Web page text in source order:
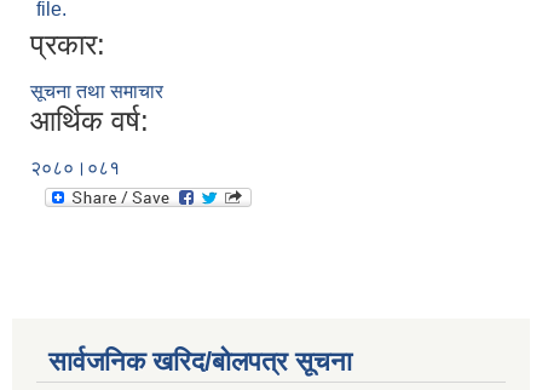
file.
प्रकार:
सूचना तथा समाचार
आर्थिक वर्ष:
२०८०।०८१
सार्वजनिक खरिद/बोलपत्र सूचना